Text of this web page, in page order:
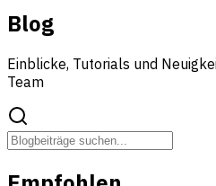
Blog
Einblicke, Tutorials und
Team